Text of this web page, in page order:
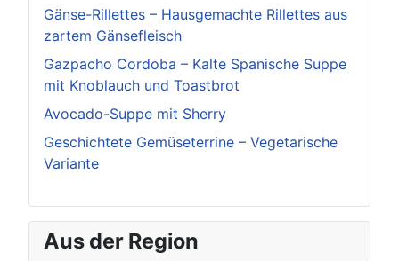
Gänse-Rillettes – Hausgemachte Rillettes aus
zartem Gänsefleisch
Gazpacho Cordoba – Kalte Spanische Suppe
mit Knoblauch und Toastbrot
Avocado-Suppe mit Sherry
Geschichtete Gemüseterrine – Vegetarische
Variante
Aus der Region